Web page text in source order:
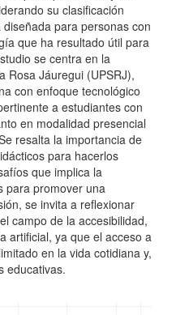
su clasificación
para personas con
que ha resultado útil para
se centra en la
Rosa Jáuregui (UPSRJ),
con enfoque tecnológico
a estudiantes con
en modalidad presencial
resalta la importancia de
para hacerlos
que implica la
para promover una
se invita a reflexionar
campo de la accesibilidad,
artificial, ya que el acceso a
en la vida cotidiana y,
educativas.